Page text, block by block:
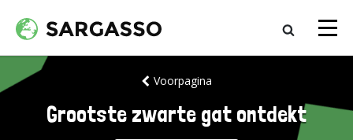
Voorpagina
Grootste zwarte gat ontdekt